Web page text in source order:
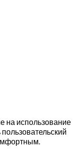
на использование